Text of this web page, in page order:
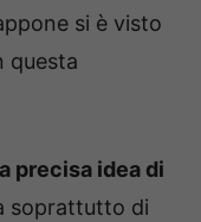
si è visto
questa
precisa idea di
soprattutto di